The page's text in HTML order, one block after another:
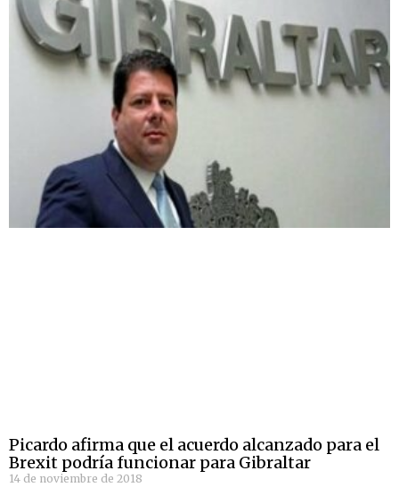
Picardo afirma que el acuerdo alcanzado para el
Brexit podría funcionar para Gibraltar
14 de noviembre de 2018